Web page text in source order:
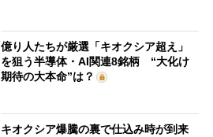
億り人たちが厳選「キオクシア超え」
を狙う半導体・AI関連8銘柄 “大化け
期待の大本命”は？
キオクシア爆騰の裏で仕込み時が到来